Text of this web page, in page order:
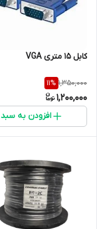
کابل 15 متری VGA
1,350,000
11%
1,200,000
افزودن به سبد